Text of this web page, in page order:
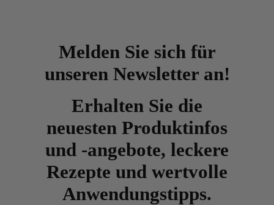
Melden Sie sich für
unseren Newsletter an!
Erhalten Sie die
neuesten Produktinfos
und -angebote, leckere
Rezepte und wertvolle
Anwendungstipps.